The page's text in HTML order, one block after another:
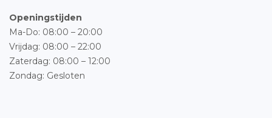
Openingstijden
Ma-Do: 08:00 – 20:00
Vrijdag: 08:00 – 22:00
Zaterdag: 08:00 – 12:00
Zondag: Gesloten